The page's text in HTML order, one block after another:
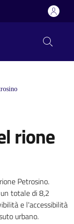
rione
Petrosino.
totale di 8,2
e l'accessibilità
urbano.